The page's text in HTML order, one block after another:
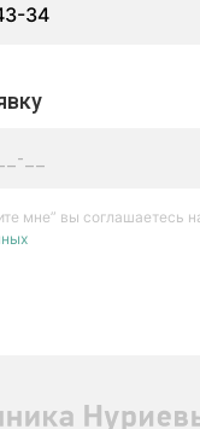
34
мне” вы соглашаетесь